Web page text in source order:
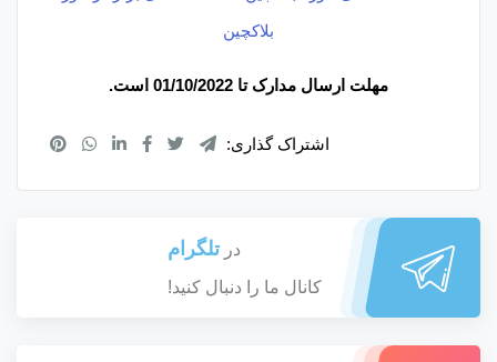
مهلت ارسال مدارک تا 01/10/2022 است.
اشتراک گذاری:
در تلگرام
کانال ما را دنبال کنید!